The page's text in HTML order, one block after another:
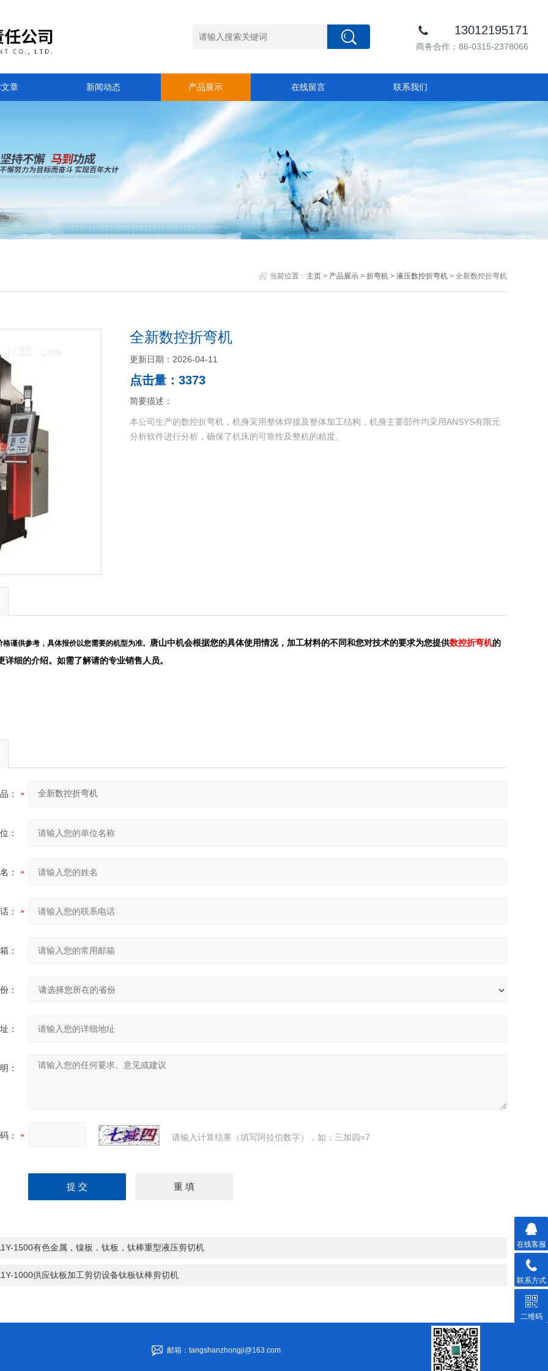
13012195171
商务合作：86-0315-2378066
章 新闻动态 产品展示 在线留言 联系我们
当前位置： 主页> 产品展示> 折弯机> 液压数控折弯机> 全新数控折弯机
全新数控折弯机
更新日期：2026-04-11
点击量：3373
简要描述：
本公司生产的数控折弯机，机身采用整体焊接及整体加工结构，机身主要部件均采用ANSYS有限元
分析软件进行分析，确保了机床的可靠性及整机的精度。
格谨供参考，具体报价以您需要的机型为准。 唐山中机会根据您的具体使用情况，加工材料的不同和您对技术的要求为您提供数控折弯机的
详细的介绍。如需了解请的专业销售人员。
：
：
：
：
：
：
：
：
： 请输入计算结果（填写阿拉伯数字），如：三加四=7
1500有色金属，镍板，钛板，钛棒重型液压剪切机
1000供应钛板加工剪切设备钛板钛棒剪切机
邮箱：tangshanzhongji@163.com
在线客服
联系方式
二维码